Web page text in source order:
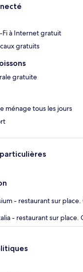
Fi à Internet gratuit
gratuits
gratuite
ménage tous les jours
- restaurant sur
- restaurant sur